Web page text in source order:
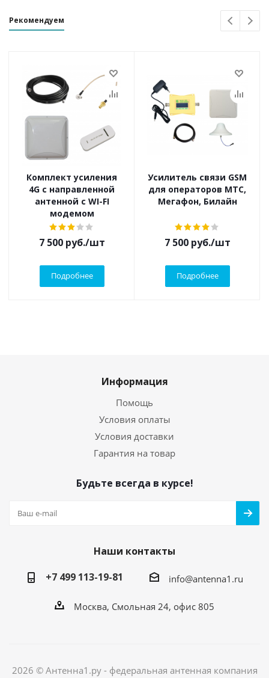
Рекомендуем
Комплект усиления
4G с направленной
антенной с WI-FI
модемом
7 500руб./шт
Подробнее
Усилитель связи GSM
для операторов МТС,
Мегафон, Билайн
7 500руб./шт
Подробнее
Информация
Помощь
Условия оплаты
Условия доставки
Гарантия на товар
Будьте всегда в курсе!
Наши контакты
+7 499 113-19-81
info@antenna1.ru
Москва, Смольная 24, офис 805
2026 © Антенна1.ру - федеральная антенная компания